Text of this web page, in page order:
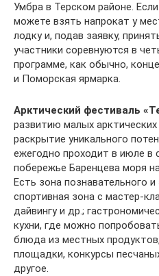
Умбра в Терском районе.
можете взять напрокат у
лодку и, подав заявку,
участники соревнуются в
программе, как обычно,
и Поморская ярмарка.
Арктический фестиваль
развитию малых
раскрытие уникального
ежегодно проходит в июле в
побережье Баренцева моря
Есть зона познавательного
спортивная зона с мастер-
дайвингу и др.;
кухни, где можно
блюда из местных
площадки, конкурсы
другое.